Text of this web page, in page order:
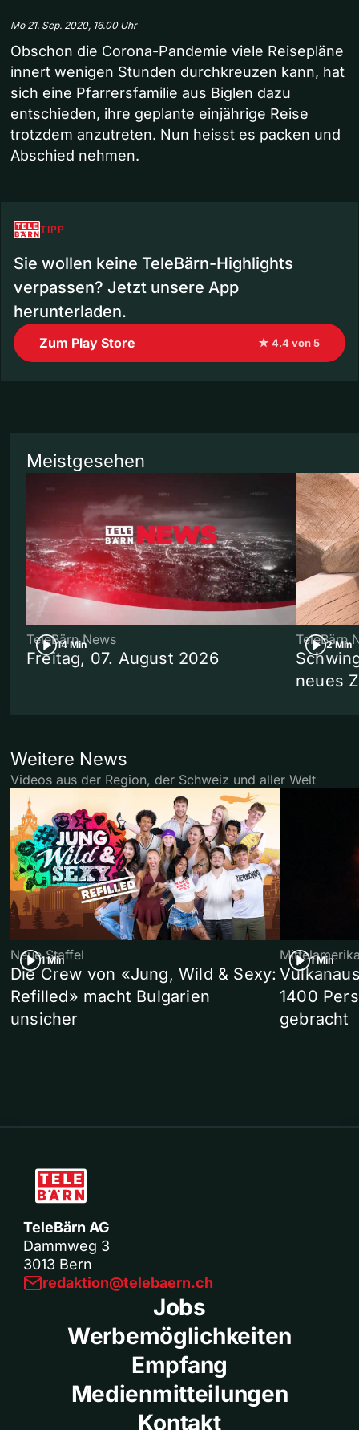
Mo 21. Sep. 2020, 16.00 Uhr
Obschon die Corona-Pandemie viele Reisepläne
innert wenigen Stunden durchkreuzen kann, hat
sich eine Pfarrersfamilie aus Biglen dazu
entschieden, ihre geplante einjährige Reise
trotzdem anzutreten. Nun heisst es packen und
Abschied nehmen.
TIPP
Sie wollen keine TeleBärn-Highlights
verpassen? Jetzt unsere App
herunterladen.
Zum Play Store ★ 4.4 von 5
Meistgesehen
14 Min
TeleBärn News
Freitag, 07. August 2026
2 Min
TeleBärn
neues
Weitere News
Videos aus der Region, der Schweiz und aller Welt
1 Min
Neue Staffel
Die Crew von «Jung, Wild & Sexy:
Refilled» macht Bulgarien
unsicher
1 Min
1400
gebracht
TeleBärn AG
Dammweg 3
3013 Bern
redaktion@telebaern.ch
Jobs
Werbemöglichkeiten
Empfang
Medienmitteilungen
Kontakt